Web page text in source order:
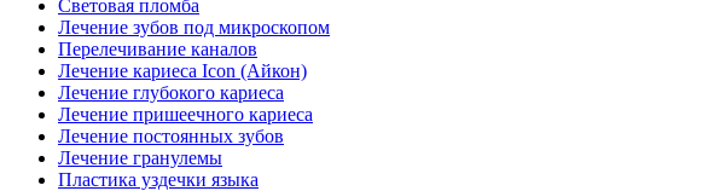
Световая пломба
Лечение зубов под микроскопом
Перелечивание каналов
Лечение кариеса Icon (Айкон)
Лечение глубокого кариеса
Лечение пришеечного кариеса
Лечение постоянных зубов
Лечение гранулемы
Пластика уздечки языка